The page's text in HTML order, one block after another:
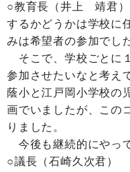
○教育長（井上 靖君
するかどうかは学校に
みは希望者の参加でし
そこで、学校ごとに
参加させたいなと考え
蔭小と江戸岡小学校の
画でいましたが、この
りました。
今後も継続的にやっ
○議長（石崎久次君